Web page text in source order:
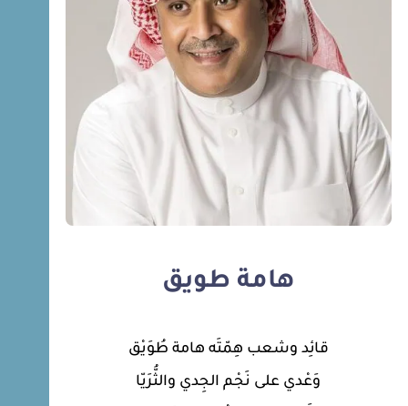
هامة طويق
قائِد وشعب هِمّتَه هامة طُوَيْق
وَعْدي على نَجْم الجِدي والثُّرَيّا